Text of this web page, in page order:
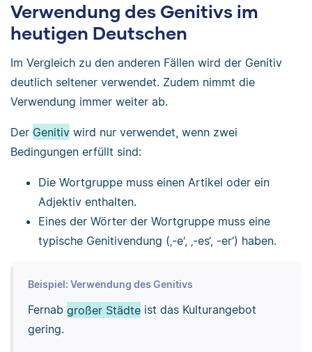
Verwendung des Genitivs im
heutigen Deutschen
Im Vergleich zu den anderen Fällen wird der Genitiv
deutlich seltener verwendet. Zudem nimmt die
Verwendung immer weiter ab.
Der Genitiv wird nur verwendet, wenn zwei
Bedingungen erfüllt sind:
Die Wortgruppe muss einen Artikel oder ein
Adjektiv enthalten.
Eines der Wörter der Wortgruppe muss eine
typische Genitivendung (‚-e‘, ‚-es‘, -er‘) haben.
Beispiel: Verwendung des Genitivs
Fernab großer Städteist das Kulturangebot
gering.